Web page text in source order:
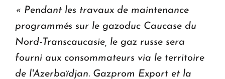
« Pendant les travaux de maintenance
programmés sur le gazoduc Caucase du
Nord-Transcaucasie, le gaz russe sera
fourni aux consommateurs via le territoire
de l'Azerbaïdjan. Gazprom Export et la